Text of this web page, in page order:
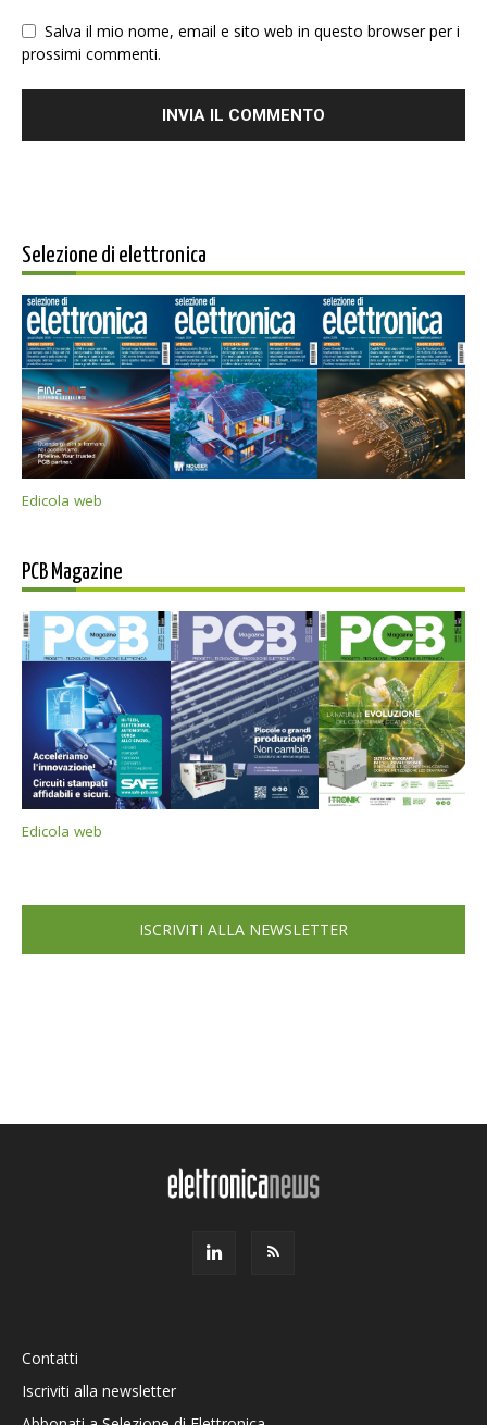
Salva il mio nome, email e sito web in questo browser per i
prossimi commenti.
Selezione di elettronica
Edicola web
PCB Magazine
Edicola web
ISCRIVITI ALLA NEWSLETTER
Contatti
Iscriviti alla newsletter